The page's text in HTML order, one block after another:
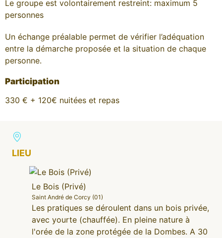
Le groupe est volontairement restreint: maximum 5
personnes
Un échange préalable permet de vérifier l’adéquation
entre la démarche proposée et la situation de chaque
personne.
Participation
330 € + 120€ nuitées et repas
LIEU
Le Bois (Privé)
Saint André de Corcy (01)
Les pratiques se déroulent dans un bois privée,
avec yourte (chauffée). En pleine nature à
l'orée de la zone protégée de la Dombes. A 30